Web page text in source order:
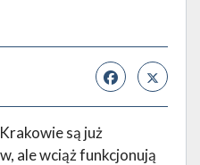
są już
ale wciąż funkcjonują